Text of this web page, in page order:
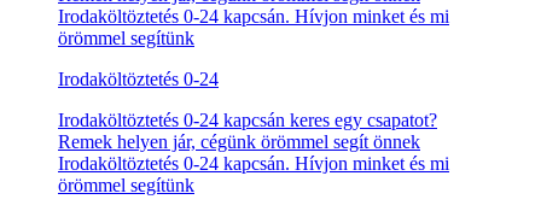
Irodaköltöztetés 0-24 kapcsán. Hívjon minket és mi
örömmel segítünk
Irodaköltöztetés 0-24
Irodaköltöztetés 0-24 kapcsán keres egy csapatot?
Remek helyen jár, cégünk örömmel segít önnek
Irodaköltöztetés 0-24 kapcsán. Hívjon minket és mi
örömmel segítünk